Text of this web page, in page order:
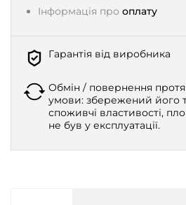
Інформація про оплату
Гарантія від виробника
Обмін / повернення
умови: збережений його
споживчі властивості,
не був у експлуатації.